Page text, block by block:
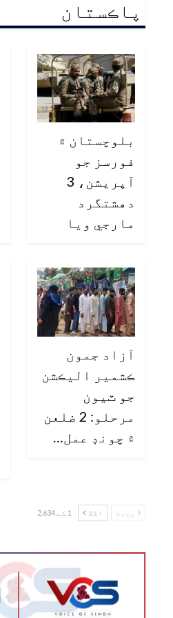
پاڪستان
بلوچستان ۾
فورسز جو
آپريشن، 3
دهشتگرد
مارجي ويا
آزاد جمون
ڪشمير اليڪشن
جو ٽيون
مرحلو: 2 ضلعن
۾ چونڊ عمل…
پچھلا اگلا 1 کے 2,634